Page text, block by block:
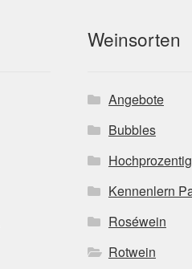
Weinsorten
Angebote
Bubbles
Hochprozentig
Kennenlern
Roséwein
Rotwein